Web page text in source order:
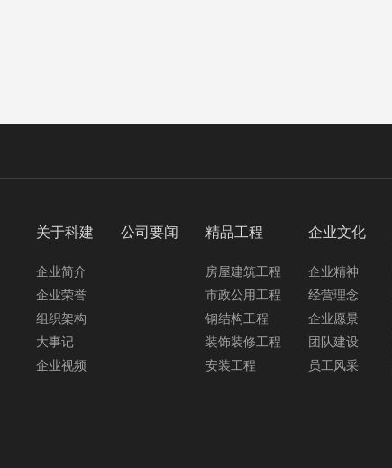
关于科建
企业简介
企业荣誉
组织架构
大事记
企业视频
公司要闻 精品工程
房屋建筑工程
市政公用工程
钢结构工程
装饰装修工程
安装工程
企业文化
企业精神
经营理念
企业愿景
团队建设
员工风采